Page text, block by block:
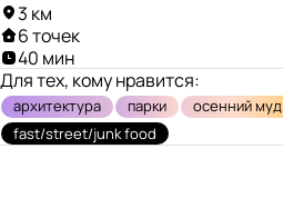
3 км
6 точек
40 мин
Для тех, кому нравится:
архитектура парки осенний муд
fast/street/junk food